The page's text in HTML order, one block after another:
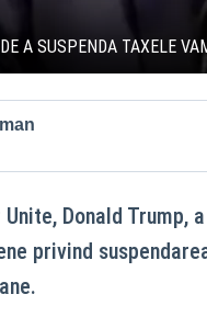
A SUSPENDA TAXELE
Donald
privind